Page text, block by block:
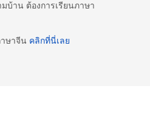
บ้าน ต้องการเรียนภาษา
ษาจีน คลิกที่นี่เลย